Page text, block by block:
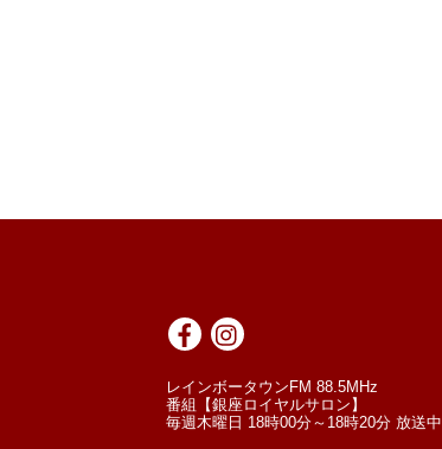
レインボータウンFM 88.5MHz
番組【銀座ロイヤルサロン】
毎週木曜日 18時00分～18時20分 放送中